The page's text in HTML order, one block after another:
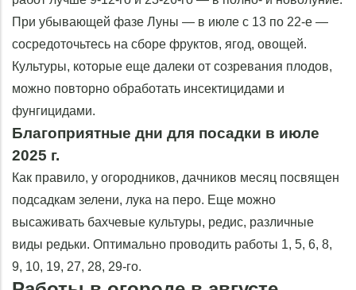
При убывающей фазе Луны — в июле с 13 по 22-е —
сосредоточьтесь на сборе фруктов, ягод, овощей.
Культуры, которые еще далеки от созревания плодов,
можно повторно обработать инсектицидами и
фунгицидами.
Благоприятные дни для посадки в июле
2025 г.
Как правило, у огородников, дачников месяц посвящен
подсадкам зелени, лука на перо. Еще можно
высаживать бахчевые культуры, редис, различные
виды редьки. Оптимально проводить работы 1, 5, 6, 8,
9, 10, 19, 27, 28, 29-го.